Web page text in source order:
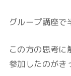
グループ講座で
この方の思考に
参加したのがき